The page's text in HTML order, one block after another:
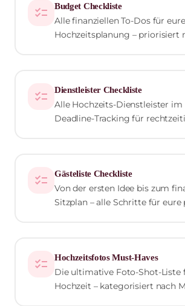
checklist Budget Checkliste
Alle finanziellen To-Dos für eure
Hochzeitsplanung – priorisiert
checklist Dienstleister Checkliste
Alle Hochzeits-Dienstleister
Deadline-Tracking für
checklist Gästeliste Checkliste
Von der ersten Idee bis zum
Sitzplan – alle Schritte für eure
checklist Hochzeitsfotos Must-Haves
Die ultimative Foto-Shot-Liste
Hochzeit – kategorisiert nach